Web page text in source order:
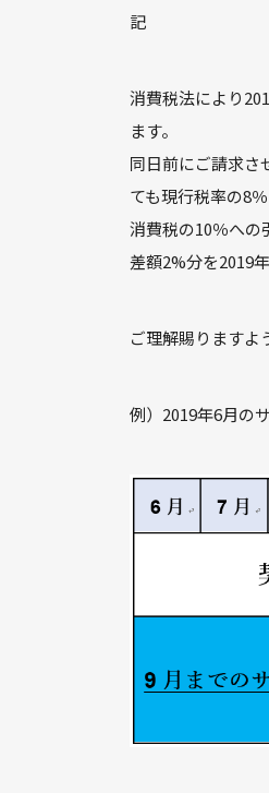
記
消費税法により
ます。
同日前にご請求さ
ても現行税率の8
消費税の10％への
差額2%分を2019
ご理解賜りますよ
例）2019年6月の